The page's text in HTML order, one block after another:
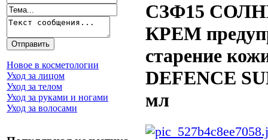
Новое в косметологии
Уход за лицом
Уход за телом
Уход за руками и ногами
Уход за волосами
СЗФ15
КРЕМ
старение
DEFENCE
мл